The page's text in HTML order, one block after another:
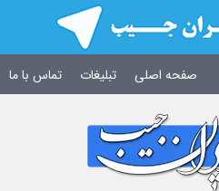
صفحه اصلی تبلیغات تماس با ما